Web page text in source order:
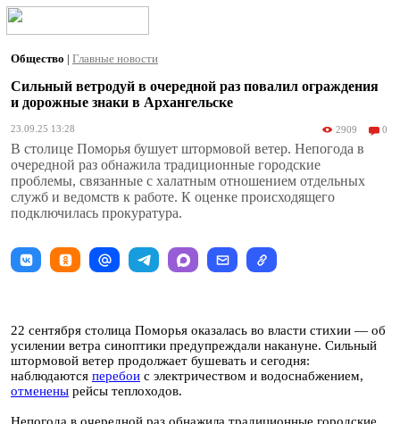
Общество | Главные новости
Сильный ветродуй в очередной раз повалил ограждения
и дорожные знаки в Архангельске
23.09.25 13:28 2909 0
В столице Поморья бушует штормовой ветер. Непогода в
очередной раз обнажила традиционные городские
проблемы, связанные с халатным отношением отдельных
служб и ведомств к работе. К оценке происходящего
подключилась прокуратура.
22 сентября столица Поморья оказалась во власти стихии — об
усилении ветра синоптики предупреждали накануне. Сильный
штормовой ветер продолжает бушевать и сегодня:
наблюдаются перебои с электричеством и водоснабжением,
отменены рейсы теплоходов.